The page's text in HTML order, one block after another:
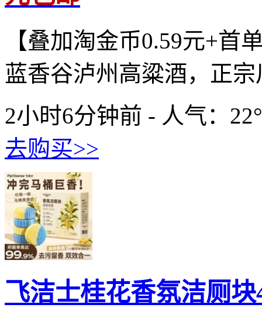
【叠加淘金币0.59元+首
蓝香谷泸州高粱酒，正
2小时6分钟前 - 人气：
去购买>>
飞洁士桂花香氛洁厕